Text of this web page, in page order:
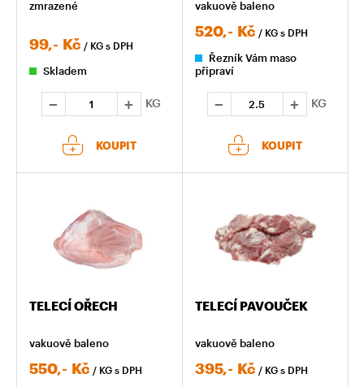
zmrazené
99,- Kč / KG s DPH
Skladem
KG
KOUPIT
vakuově baleno
520,- Kč / KG s DPH
Řezník Vám maso
připraví
KG
KOUPIT
TELECÍ OŘECH
vakuově baleno
550,- Kč / KG s DPH
TELECÍ PAVOUČEK
vakuově baleno
395,- Kč / KG s DPH